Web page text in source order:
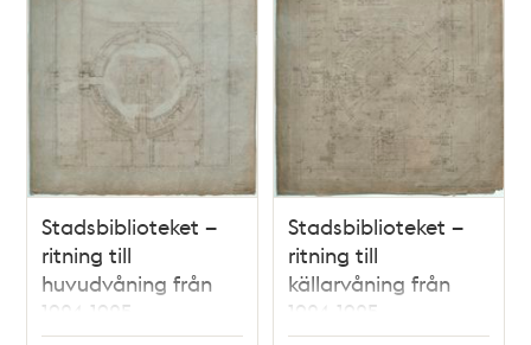
Stadsbiblioteket –
ritning till
huvudvåning från
1924-1925
Stadsbiblioteket –
ritning till
källarvåning från
1924-1925